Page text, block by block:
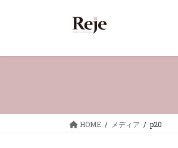
HOME メディア p20